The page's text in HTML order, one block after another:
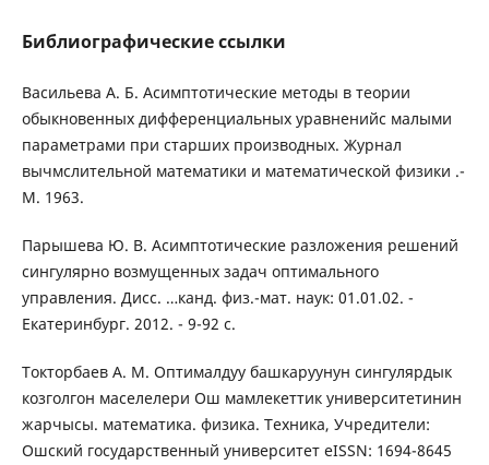
Библиографические ссылки
Васильева А. Б. Асимптотические методы в теории
обыкновенных дифференциальных уравненийс малыми
параметрами при старших производных. Журнал
вычмслительной математики и математической физики .-
М. 1963.
Парышева Ю. В. Асимптотические разложения решений
сингулярно возмущенных задач оптимального
управления. Дисс. …канд. физ.-мат. наук: 01.01.02. -
Екатеринбург. 2012. - 9-92 с.
Токторбаев А. М. Оптималдуу башкаруунун сингулярдык
козголгон маселелери Ош мамлекеттик университетинин
жарчысы. математика. физика. Техника, Учредители:
Ошский государственный университет eISSN: 1694-8645